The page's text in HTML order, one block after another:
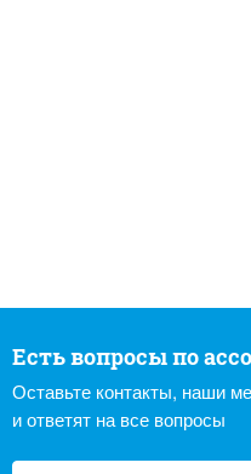
Есть вопросы по
Оставьте контакты, наши
и ответят на все вопросы